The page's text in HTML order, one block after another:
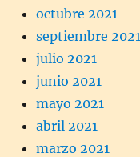
octubre 2021
septiembre 2021
julio 2021
junio 2021
mayo 2021
abril 2021
marzo 2021